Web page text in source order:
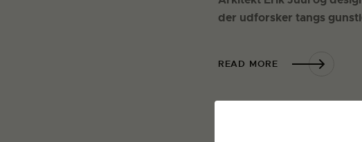
der udforsker tangs
READ MORE